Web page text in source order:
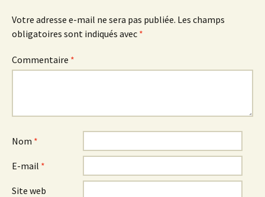
Votre adresse e-mail ne sera pas publiée. Les champs
obligatoires sont indiqués avec *
Commentaire *
Nom *
E-mail *
Site web